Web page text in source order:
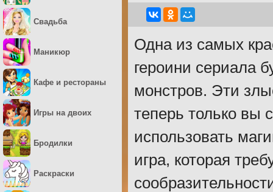
Одна из самых
героини сериала
монстров. Эти
теперь только вы
использовать
игра, которая
Свадьба
Маникюр
Кафе и рестораны
Игры на двоих
Бродилки
Раскраски